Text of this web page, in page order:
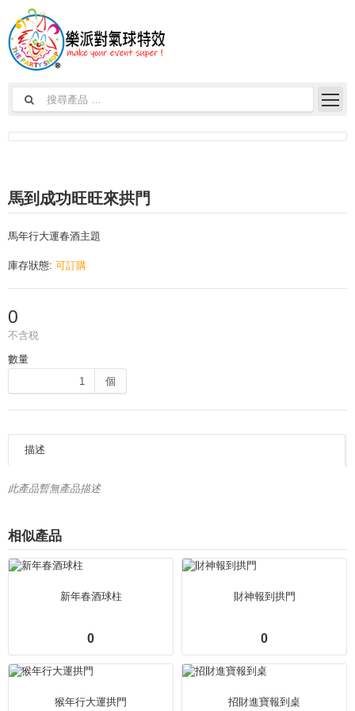
馬到成功旺旺來拱門
馬年行大運春酒主題
庫存狀態: 可訂購
0
不含税
數量
個
描述
此產品暫無產品描述
相似產品
新年春酒球柱
0
財神報到拱門
0
猴年行大運拱門 招財進寶報到桌